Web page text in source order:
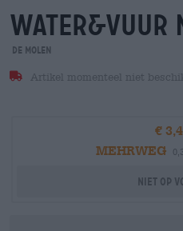
water&vuur
De Molen
Artikel momenteel niet
€
MEHRWEG
Niet op